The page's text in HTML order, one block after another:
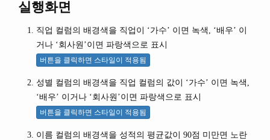
실행화면
직업 컬럼의 배경색을 직업이 ‘가수’ 이면 녹색, ‘배우’ 이
거나 ‘회사원’이면 파랑색으로 표시
버튼을 클릭하면 스타일이 적용됨
성별 컬럼의 배경색을 직업 컬럼의 값이 ‘가수’ 이면 녹색,
‘배우’ 이거나 ‘회사원’이면 파랑색으로 표시
버튼을 클릭하면 스타일이 적용됨
이름 컬럼의 배경색을 성적의 평균값이 90점 미만면 노란